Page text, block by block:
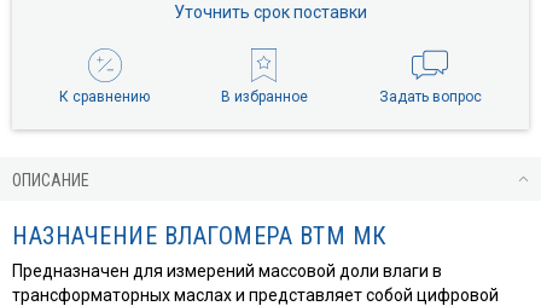
Уточнить срок поставки
К сравнению В избранное Задать вопрос
ОПИСАНИЕ
НАЗНАЧЕНИЕ ВЛАГОМЕРА ВТМ МК
Предназначен для измерений массовой доли влаги в
трансформаторных маслах и представляет собой цифровой